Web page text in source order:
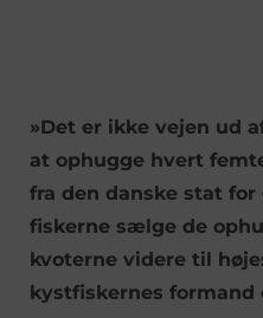
»Det er ikke vejen ud
at ophugge hvert
fra den danske stat
fiskerne sælge de
kvoterne videre til
kystfiskernes